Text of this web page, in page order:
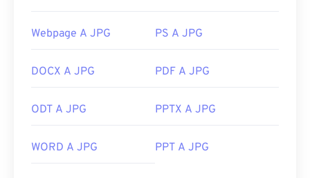
Webpage A JPG PS A JPG
DOCX A JPG PDF A JPG
ODT A JPG PPTX A JPG
WORD A JPG PPT A JPG